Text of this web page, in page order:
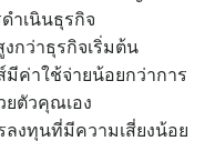
ำเนินธุรกิจ
กว่าธุรกิจเริ่มต้น
ค่าใช้จ่ายน้อยกว่าการ
ยตัวคุณเอง
งทุนที่มีความเสี่ยงน้อย